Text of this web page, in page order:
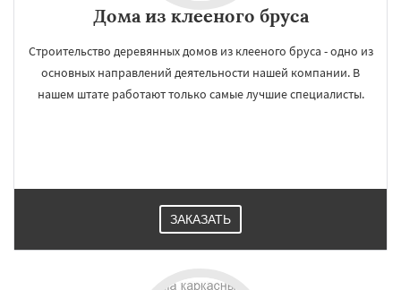
Дома из клееного бруса
Строительство деревянных домов из клееного бруса - одно из
основных направлений деятельности нашей компании. В
нашем штате работают только самые лучшие специалисты.
ЗАКАЗАТЬ